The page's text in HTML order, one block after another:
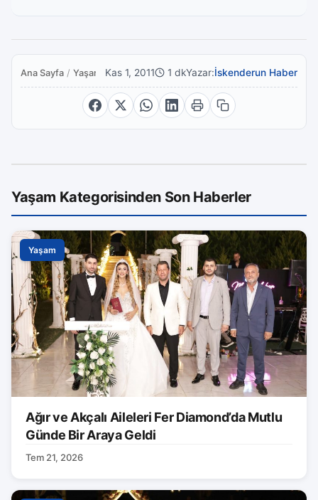
Ana Sayfa / Yaşam Kas 1, 2011 1 dkYazar:İskenderun Haber
Yaşam Kategorisinden Son Haberler
Yaşam
Ağır ve Akçalı Aileleri Fer Diamond’da Mutlu
Günde Bir Araya Geldi
Tem 21, 2026